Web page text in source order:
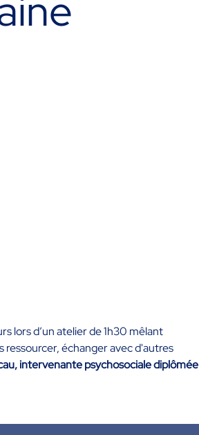
lors d’un atelier de 1h30 mêlant
échanger avec d'autres
intervenante psychosociale diplômée